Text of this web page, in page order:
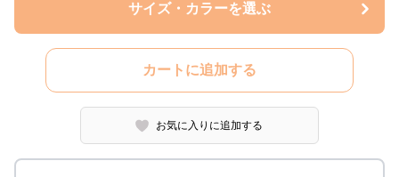
サイズ・カラーを選ぶ
カートに追加する
お気に入りに追加する